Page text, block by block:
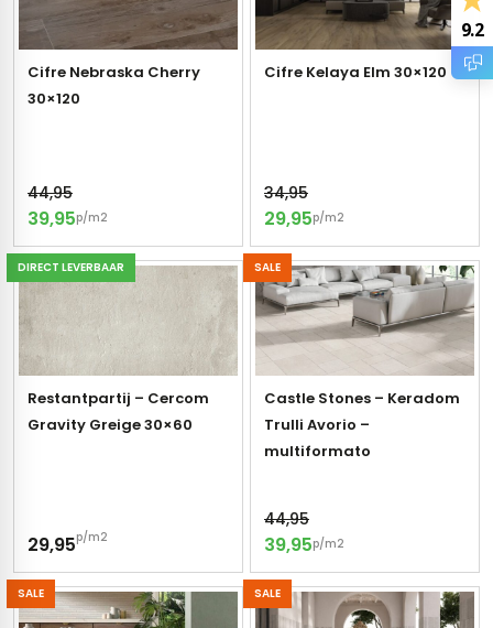
Cifre Nebraska Cherry
30×120
44,95
39,95p/m2
Cifre Kelaya Elm 30×120
34,95
29,95p/m2
DIRECT LEVERBAAR
Restantpartij – Cercom
Gravity Greige 30×60
29,95p/m2
SALE
Castle Stones – Keradom
Trulli Avorio –
multiformato
44,95
39,95p/m2
SALE SALE
9.2